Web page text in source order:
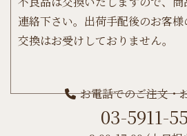
連絡下さい。出荷手配後のお客様
交換はお受けしておりません。
お電話でのご注文・
03-5911-